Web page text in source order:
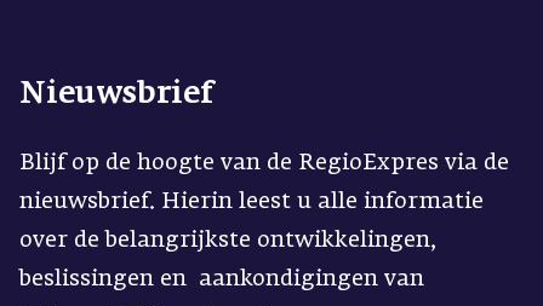
Nieuwsbrief
Blijf op de hoogte van de RegioExpres via de
nieuwsbrief. Hierin leest u alle informatie
over de belangrijkste ontwikkelingen,
beslissingen en  aankondigingen van